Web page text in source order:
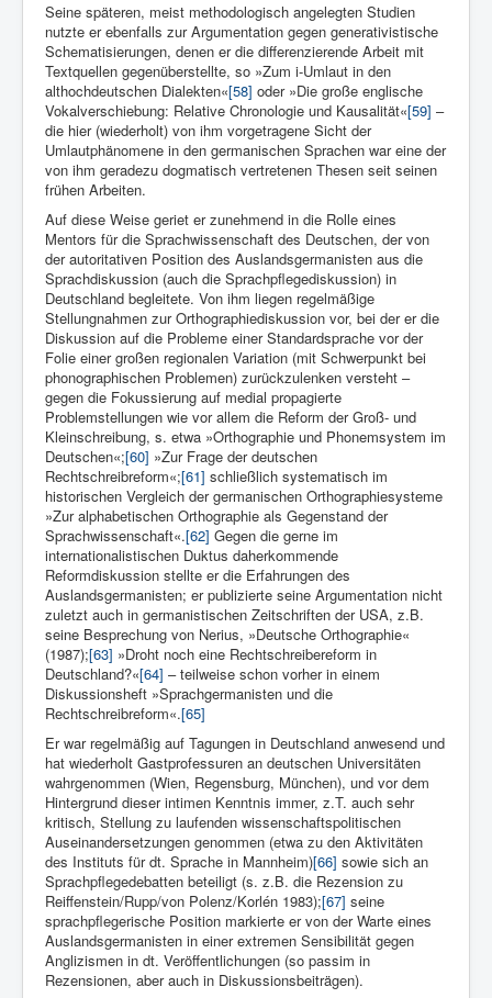
Seine späteren, meist methodologisch angelegten Studien
nutzte er ebenfalls zur Argumentation gegen generativistische
Schematisierungen, denen er die differenzierende Arbeit mit
Textquellen gegenüberstellte, so »Zum i-Umlaut in den
althochdeutschen Dialekten«[58] oder »Die große englische
Vokalverschiebung: Relative Chronologie und Kausalität«[59] –
die hier (wiederholt) von ihm vorgetragene Sicht der
Umlautphänomene in den germanischen Sprachen war eine der
von ihm geradezu dogmatisch vertretenen Thesen seit seinen
frühen Arbeiten.
Auf diese Weise geriet er zunehmend in die Rolle eines
Mentors für die Sprachwis­senschaft des Deutschen, der von
der autoritativen Posi­tion des Auslandsgermanisten aus die
Sprachdiskussion (auch die Sprachpflegediskussion) in
Deutschland begleitete. Von ihm liegen regelmäßige
Stellungnahmen zur Orthographiediskussion vor, bei der er die
Diskussion auf die Probleme einer Standardsprache vor der
Folie einer großen regionalen Variation (mit Schwer­punkt bei
phonographischen Problemen) zurückzulenken versteht –
gegen die Fokussierung auf medial propagierte
Problemstellungen wie vor allem die Reform der Groß- und
Kleinschreibung, s. etwa »Orthographie und Phonemsystem im
Deutschen«;[60] »Zur Frage der deutschen
Rechtschreibreform«;[61] schließlich systematisch im
historischen Vergleich der germanischen Orthographiesysteme
»Zur alphabetischen Orthogra­phie als Gegenstand der
Sprachwissenschaft«.[62] Gegen die gerne im
internationalistischen Duktus daherkommende
Reformdiskussion stellte er die Erfahrungen des
Auslandsgermanisten; er publizierte seine Argumentation nicht
zuletzt auch in germanistischen Zeitschriften der USA, z.B.
seine Besprechung von Nerius, »Deutsche Orthographie«
(1987);[63] »Droht noch eine Rechtschreibereform in
Deutschland?«[64] – teilweise schon vorher in einem
Diskussionsheft »Sprachgermanisten und die
Rechtschreibreform«.[65]
Er war regelmäßig auf Tagungen in Deutschland anwesend und
hat wiederholt Gastprofessuren an deutschen Universitäten
wahrgenommen (Wien, Regensburg, München), und vor dem
Hintergrund dieser inti­men Kenntnis immer, z.T. auch sehr
kritisch, Stellung zu laufenden wissenschaftspolitischen
Auseinandersetzungen genommen (etwa zu den Aktivitäten
des Instituts für dt. Sprache in Mannheim)[66] sowie sich an
Sprachpflegedebatten beteiligt (s. z.B. die Rezension zu
Reiffenstein/Rupp/von Polenz/Korlén 1983);[67] seine
sprachpflegeri­sche Position markierte er von der Warte eines
Auslandsgermanisten in einer extremen Sensibilität gegen
Anglizismen in dt. Veröffentlichungen (so passim in
Rezensionen, aber auch in Dis­kussionsbeiträgen).